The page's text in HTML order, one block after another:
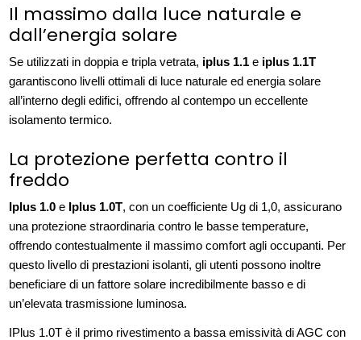
Il massimo dalla luce naturale e
dall’energia solare
Se utilizzati in doppia e tripla vetrata, iplus 1.1 e iplus 1.1T
garantiscono livelli ottimali di luce naturale ed energia solare
all’interno degli edifici, offrendo al contempo un eccellente
isolamento termico.
La protezione perfetta contro il
freddo
Iplus 1.0 e Iplus 1.0T, con un coefficiente Ug di 1,0, assicurano
una protezione straordinaria contro le basse temperature,
offrendo contestualmente il massimo comfort agli occupanti. Per
questo livello di prestazioni isolanti, gli utenti possono inoltre
beneficiare di un fattore solare incredibilmente basso e di
un’elevata trasmissione luminosa.
IPlus 1.0T è il primo rivestimento a bassa emissività di AGC con